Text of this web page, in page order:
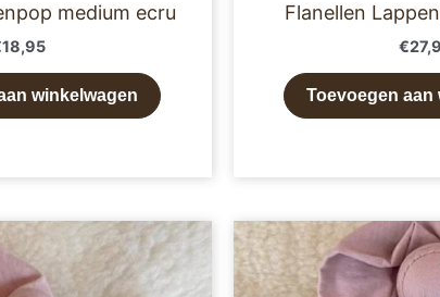
medium ecru
18,95
winkelwagen
Flanellen
€
Toevoegen aan